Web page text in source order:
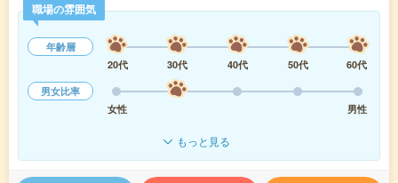
職場の雰囲気
年齢層
20代
30代 40代 50代
60代
男女比率
女性
男性
もっと見る